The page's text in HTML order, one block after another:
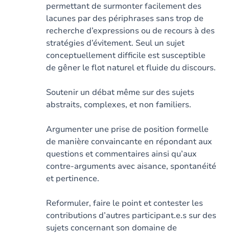
permettant de surmonter facilement des
lacunes par des périphrases sans trop de
recherche d’expressions ou de recours à des
stratégies d’évitement. Seul un sujet
conceptuellement difficile est susceptible
de gêner le flot naturel et fluide du discours.
Soutenir un débat même sur des sujets
abstraits, complexes, et non familiers.
Argumenter une prise de position formelle
de manière convaincante en répondant aux
questions et commentaires ainsi qu’aux
contre-arguments avec aisance, spontanéité
et pertinence.
Reformuler, faire le point et contester les
contributions d’autres participant.e.s sur des
sujets concernant son domaine de